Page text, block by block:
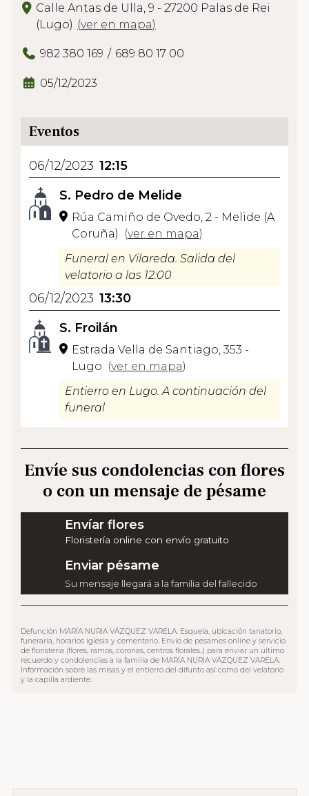
Calle Antas de Ulla, 9 - 27200 Palas de Rei
(Lugo) (ver en mapa)
982 380 169 689 80 17 00
05/12/2023
Eventos
06/12/2023 12:15
S. Pedro de Melide
Rúa Camiño de Ovedo, 2 - Melide (A
Coruña)
(ver en mapa)
Funeral en Vilareda. Salida del
velatorio a las 12:00
06/12/2023 13:30
S. Froilán
Estrada Vella de Santiago, 353 -
Lugo (ver en mapa)
Entierro en Lugo. A continuación del
funeral
Envíe sus condolencias con flores
o con un mensaje de pésame
Envíar flores
Floristería online con envío gratuito
Enviar pésame
Su mensaje llegará a la familia del fallecido
Defunción MARÍA NURIA VÁZQUEZ VARELA. Esquela, ubicación tanatorio,
funeraria, horarios iglesia y cementerio. Envío de pesames online y servicio
de floristería (flores, ramos, coronas, centros florales..) para enviar un último
recuerdo y condolencias a la familia de MARÍA NURIA VÁZQUEZ VARELA.
Información sobre las misas y el entierro del difunto así como del velatorio
y la capilla ardiente.